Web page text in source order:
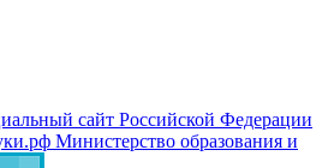
сайт Российской Федерации
Министерство образования и